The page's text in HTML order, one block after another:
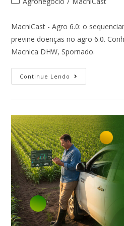
MacniCast - Agro 6.0: o
previne doenças no agro 6.0.
Macnica DHW, Spornado.
Continue Lendo